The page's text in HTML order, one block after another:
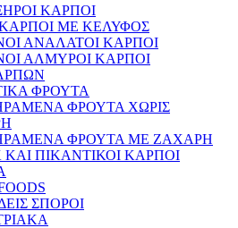
ΚΑΡΠΟΙ
ΜΕ ΚΕΛΥΦΟΣ
ΑΝΑΛΑΤΟΙ ΚΑΡΠΟΙ
ΑΛΜΥΡΟΙ ΚΑΡΠΟΙ
ΦΡΟΥΤΑ
ΦΡΟΥΤΑ ΧΩΡΙΣ
ΦΡΟΥΤΑ ΜΕ ΖΑΧΑΡΗ
ΚΑΙ ΠΙΚΑΝΤΙΚΟΙ ΚΑΡΠΟΙ
ΣΠΟΡΟΙ